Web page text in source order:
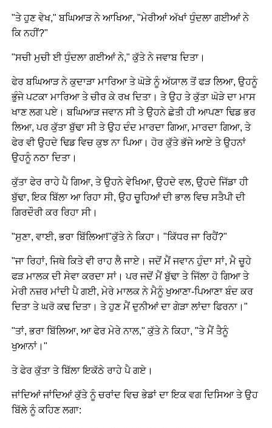
"ਤੇ ਹੁਣ ਵੇਖ," ਬਘਿਆੜ ਨੇ ਆਖਿਆ, "ਮੇਰੀਆਂ ਅੱਖਾਂ ਧੁੰਦਲਾ ਗਈਆਂ ਨੇ
ਕਿ ਨਹੀਂ?"
"ਸਚੀ ਮੁਚੀ ਈ ਧੁੰਦਲਾ ਗਈਆਂ ਨੇ," ਕੁੱਤੇ ਨੇ ਜਵਾਬ ਦਿਤਾ।
ਫੇਰ ਬਘਿਆੜ ਨੇ ਕੁਦਾੜਾ ਮਾਰਿਆ ਤੇ ਘੋੜੇ ਨੂੰ ਅੱਯਾਲ ਤੋਂ ਫੜ ਲਿਆ, ਉਹਨੂੰ
ਭੁੰਜੇ ਪਟਕਾ ਮਾਰਿਆ ਤੇ ਚੀਰ ਕੇ ਰਖ ਦਿਤਾ। ਤੇ ਉਹ ਤੇ ਕੁੱਤਾ ਘੋੜੇ ਦਾ ਮਾਸ
ਖਾਣ ਲਗ ਪਏ। ਬਘਿਆੜ ਜਵਾਨ ਸੀ ਤੇ ਉਹਨੇ ਛੇਤੀ ਹੀ ਆਪਣਾ ਢਿਡ ਭਰ
ਲਿਆ, ਪਰ ਕੁੱਤਾ ਬੁੱਢਾ ਸੀ ਤੇ ਉਹ ਦੰਦ ਮਾਰਦਾ ਗਿਆ, ਮਾਰਦਾ ਗਿਆ, ਤੇ
ਫੇਰ ਵੀ ਉਹਦੇ ਢਿਡ ਵਿਚ ਕੁਝ ਨਾ ਪਿਆ। ਹੋਰ ਕੁੱਤੇ ਭੱਜੇ ਆਏ ਤੇ ਉਹਨਾਂ
ਉਹਨੂੰ ਨਠਾ ਦਿਤਾ।
ਕੁੱਤਾ ਫੇਰ ਰਾਹੇ ਪੈ ਗਿਆ, ਤੇ ਉਹਨੇ ਵੇਖਿਆ, ਉਹਦੇ ਵਲ, ਉਹਦੇ ਜਿੱਡਾ ਹੀ
ਬੁੱਢਾ, ਇਕ ਬਿੱਲਾ ਆ ਰਿਹਾ ਸੀ, ਉਹ ਚੂਹਿਆਂ ਦੀ ਭਾਲ ਵਿਚ ਸਤੈਪੀ ਦੀ
ਗਿਰਦੌਰੀ ਕਰ ਰਿਹਾ ਸੀ।
"ਸੁਣਾ, ਵਾਈ, ਭਰਾ ਬਿੱਲਿਆ!"ਕੁੱਤੇ ਨੇ ਕਿਹਾ। "ਕਿੱਧਰ ਜਾ ਰਿਹੈਂ?"
"ਜਾ ਰਿਹਾਂ, ਜਿਥੇ ਕਿਤੇ ਵੀ ਰਾਹ ਲੈ ਜਾਏ। ਜਦੋਂ ਮੈਂ ਜਵਾਨ ਹੁੰਦਾ ਸਾਂ, ਮੈ ਚੂਹੇ
ਫੜ ਮਾਲਕ ਦੀ ਸੇਵਾ ਕਰਦਾ ਸਾਂ। ਪਰ ਜਦੋਂ ਮੈਂ ਬੁੱਢਾ ਤੇ ਜਿੱਲਾ ਹੋ ਗਿਆ ਤੇ
ਮੇਰੀ ਨਜ਼ਰ ਮਾਂਦੀ ਪੈ ਗਈ, ਮੇਰੇ ਮਾਲਕ ਨੇ ਮੈਨੂੰ ਖੁਆਣਾ-ਪਿਆਣਾ ਬੰਦ ਕਰ
ਦਿਤਾ ਤੇ ਘਰੋ ਕਢ ਦਿਤਾ। ਤੇ ਹੁਣ ਮੈਂ ਦੁਨੀਆਂ ਦਾ ਗੇੜਾ ਲਾਂਦਾ ਫਿਰਨਾ।"
"ਤਾਂ, ਭਰਾ ਬਿੱਲਿਆ, ਆ ਫੇਰ ਮੇਰੇ ਨਾਲ," ਕੁੱਤੇ ਨੇ ਕਿਹਾ, "ਤੇ ਮੈਂ ਤੈਨੂੰ
ਖੁਆਨਾਂ।"
ਤੇ ਫੇਰ ਕੁੱਤਾ ਤੇ ਬਿੱਲਾ ਇਕੱਠੇ ਰਾਹੇ ਪੈ ਗਏ।
ਜਾਂਦਿਆਂ ਜਾਂਦਿਆਂ ਕੁੱਤੇ ਨੂੰ ਚਰਾਂਦ ਵਿਚ ਭੇਡਾਂ ਦਾ ਇਕ ਵਗ ਦਿਸਿਆ ਤੇ ਉਹ
ਬਿੱਲੇ ਨੂੰ ਕਹਿਣ ਲਗਾ: